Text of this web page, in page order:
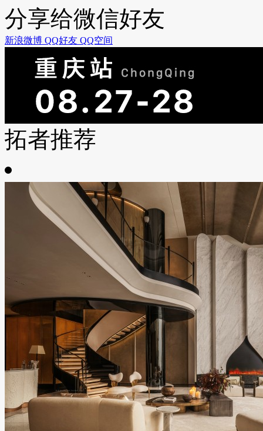
分享给微信好友
新浪微博 QQ好友 QQ空间
拓者推荐